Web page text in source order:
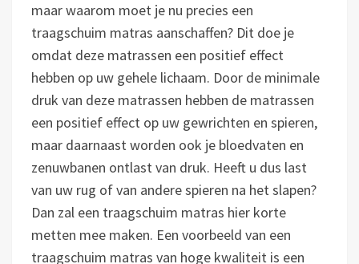
maar waarom moet je nu precies een
traagschuim matras aanschaffen? Dit doe je
omdat deze matrassen een positief effect
hebben op uw gehele lichaam. Door de minimale
druk van deze matrassen hebben de matrassen
een positief effect op uw gewrichten en spieren,
maar daarnaast worden ook je bloedvaten en
zenuwbanen ontlast van druk. Heeft u dus last
van uw rug of van andere spieren na het slapen?
Dan zal een traagschuim matras hier korte
metten mee maken. Een voorbeeld van een
traagschuim matras van hoge kwaliteit is een